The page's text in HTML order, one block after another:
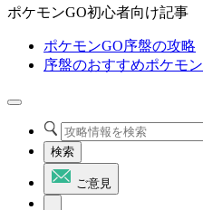
ポケモンGO初心者向け記事
ポケモンGO序盤の攻略
序盤のおすすめポケモン
検索
ご意見